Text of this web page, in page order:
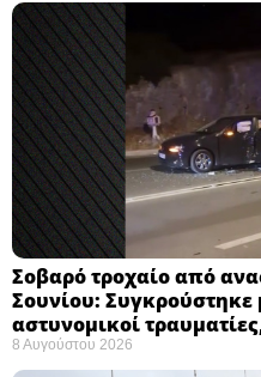
Σοβαρό τροχαίο από
Σουνίου: Συγκρούστηκε
αστυνομικοί
8 Αυγούστου 2026